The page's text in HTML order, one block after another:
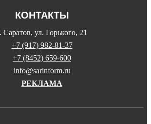
КОНТАКТЫ
Саратов, ул. Горького, 21
+7 (917) 982-81-37
+7 (8452) 659-600
info@sarinform.ru
РЕКЛАМА